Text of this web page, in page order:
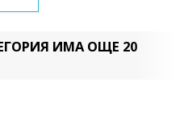
ИМА ОЩЕ 20